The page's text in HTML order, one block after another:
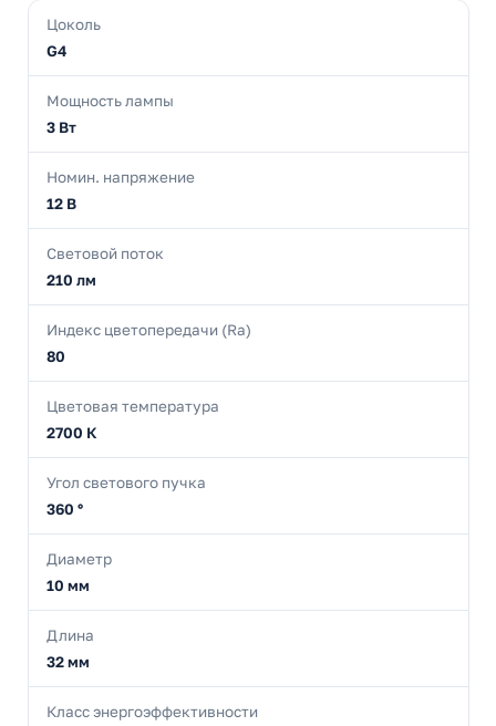
Цоколь
G4
Мощность лампы
3 Вт
Номин. напряжение
12 В
Световой поток
210 лм
Индекс цветопередачи (Ra)
80
Цветовая температура
2700 К
Угол светового пучка
360 °
Диаметр
10 мм
Длина
32 мм
Класс энергоэффективности